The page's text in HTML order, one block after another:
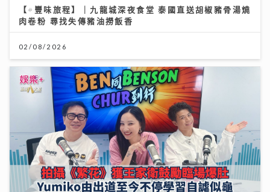
【#豐味旅程】｜九龍城深夜食堂 泰國直送胡椒豬骨湯燒
肉卷粉 尋找失傳豬油撈飯香
02/08/2026